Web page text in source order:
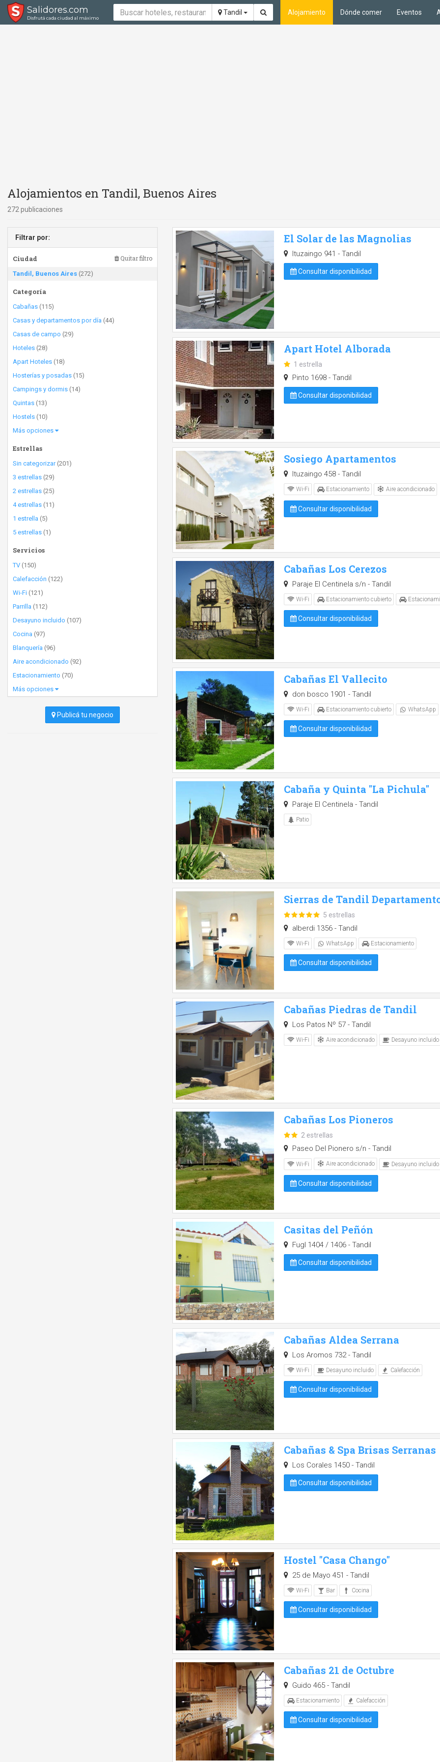
Salidores.com
Disfrutá cada ciudad al máximo
Tandil Alojamiento Dónde comer Eventos
Alojamientos en Tandil, Buenos Aires
272 publicaciones
Filtrar por:
Ciudad Quitar filtro
Tandil, Buenos Aires (272)
Categoría
Cabañas (115)
Casas y departamentos por día (44)
Casas de campo (29)
Hoteles (28)
Apart Hoteles (18)
Hosterías y posadas (15)
Campings y dormis (14)
Quintas (13)
Hostels (10)
Más opciones
Estrellas
Sin categorizar(201)
3 estrellas (29)
2 estrellas (25)
4 estrellas (11)
1 estrella (5)
5 estrellas (1)
Servicios
TV (150)
Calefacción (122)
Wi-Fi (121)
Parrilla (112)
Desayuno incluido (107)
Cocina (97)
Blanquería (96)
Aire acondicionado (92)
Estacionamiento (70)
Más opciones
Publicá tu negocio
El Solar de las Magnolias
Ituzaingo 941 - Tandil
Consultar disponibilidad
Apart Hotel Alborada
1 estrella
Pinto 1698 - Tandil
Consultar disponibilidad
Sosiego Apartamentos
Ituzaingo 458 - Tandil
Wi-Fi Estacionamiento Aire acondicionado
Consultar disponibilidad
Cabañas Los Cerezos
Paraje El Centinela s/n - Tandil
Wi-Fi Estacionamiento cubierto
Consultar disponibilidad
Cabañas El Vallecito
don bosco 1901 - Tandil
Wi-Fi Estacionamiento cubierto WhatsApp
Consultar disponibilidad
Cabaña y Quinta "La Pichula"
Paraje El Centinela - Tandil
Patio
Sierras de Tandil
5 estrellas
alberdi 1356 - Tandil
Wi-Fi WhatsApp Estacionamiento
Consultar disponibilidad
Cabañas Piedras de Tandil
Los Patos Nº 57 - Tandil
Wi-Fi Aire acondicionado Desayuno incluido
Cabañas Los Pioneros
2 estrellas
Paseo Del Pionero s/n - Tandil
Wi-Fi Aire acondicionado Desayuno incluido
Consultar disponibilidad
Casitas del Peñón
Fugl 1404 / 1406 - Tandil
Consultar disponibilidad
Cabañas Aldea Serrana
Los Aromos 732 - Tandil
Wi-Fi Desayuno incluido Calefacción
Consultar disponibilidad
Cabañas & Spa Brisas Serranas
Los Corales 1450 - Tandil
Consultar disponibilidad
Hostel "Casa Chango"
25 de Mayo 451 - Tandil
Wi-Fi Bar Cocina
Consultar disponibilidad
Cabañas 21 de Octubre
Guido 465 - Tandil
Estacionamiento Calefacción
Consultar disponibilidad